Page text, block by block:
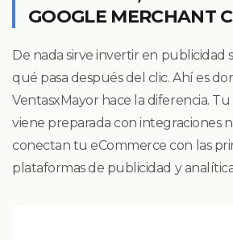
GOOGLE MERCHANT
De nada sirve invertir en publicidad
qué pasa después del clic. Ahí es
VentasxMayor hace la diferencia.
viene preparada con integraciones
conectan tu eCommerce con las
plataformas de publicidad y